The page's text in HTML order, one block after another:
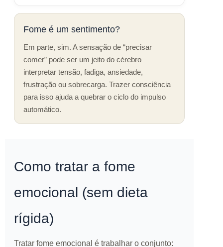
Fome é um sentimento?
Em parte, sim. A sensação de “precisar
comer” pode ser um jeito do cérebro
interpretar tensão, fadiga, ansiedade,
frustração ou sobrecarga. Trazer consciência
para isso ajuda a quebrar o ciclo do impulso
automático.
Como tratar a fome
emocional (sem dieta
rígida)
Tratar fome emocional é trabalhar o conjunto: